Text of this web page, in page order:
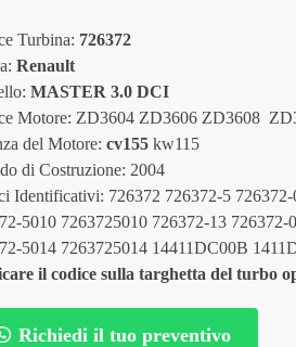
Turbina: 726372
Renault
MASTER 3.0 DCI
Motore: ZD3604 ZD3606 ZD3608
del Motore: cv155 kw115
di Costruzione: 2004
Identificativi: 726372 726372-5
5010 7263725010 726372-13
5014 7263725014 14411DC00B
il codice sulla targhetta del turbo
Richiedi il tuo preventivo